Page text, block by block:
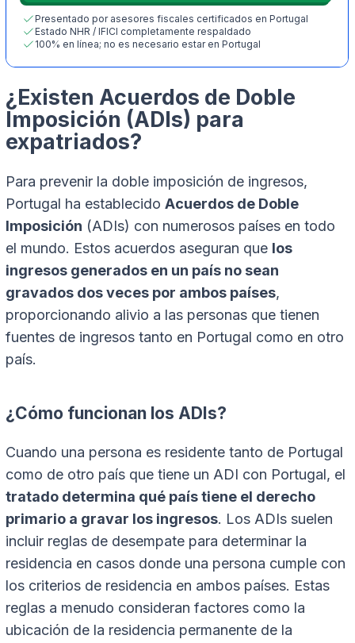
Presentado por asesores fiscales certificados en Portugal
Estado NHR / IFICI completamente respaldado
100% en línea; no es necesario estar en Portugal
¿Existen Acuerdos de Doble
Imposición (ADIs) para
expatriados?
Para prevenir la doble imposición de ingresos,
Portugal ha establecido Acuerdos de Doble
Imposición (ADIs) con numerosos países en todo
el mundo. Estos acuerdos aseguran que los
ingresos generados en un país no sean
gravados dos veces por ambos países,
proporcionando alivio a las personas que tienen
fuentes de ingresos tanto en Portugal como en otro
país.
¿Cómo funcionan los ADIs?
Cuando una persona es residente tanto de Portugal
como de otro país que tiene un ADI con Portugal, el
tratado determina qué país tiene el derecho
primario a gravar los ingresos. Los ADIs suelen
incluir reglas de desempate para determinar la
residencia en casos donde una persona cumple con
los criterios de residencia en ambos países. Estas
reglas a menudo consideran factores como la
ubicación de la residencia permanente de la